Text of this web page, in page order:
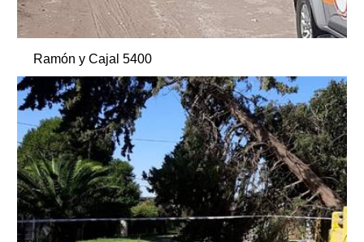
Ramón y Cajal 5400